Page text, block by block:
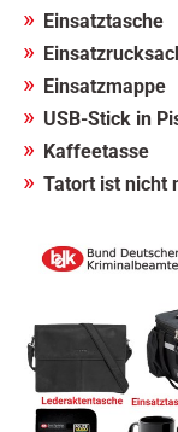
Einsatztasche
Einsatzmappe
USB-Stick in
Kaffeetasse
Tatort ist nicht